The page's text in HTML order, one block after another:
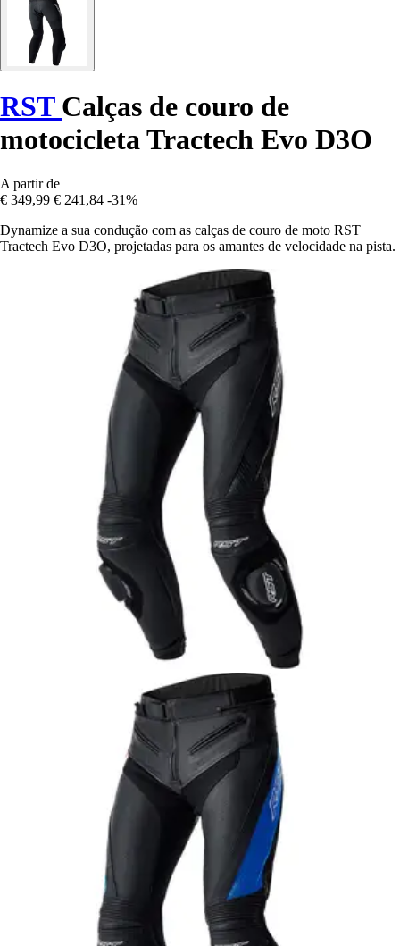
RST Calças de couro de
motocicleta Tractech Evo D3O
A partir de
€ 349,99 € 241,84 -31%
Dynamize a sua condução com as calças de couro de moto RST
Tractech Evo D3O, projetadas para os amantes de velocidade na pista.